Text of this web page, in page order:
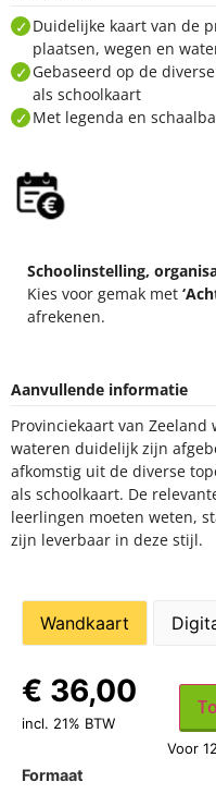
Duidelijke kaart van de
plaatsen, wegen en
Gebaseerd op de
als schoolkaart
Met legenda en
Schoolinstelling,
Kies voor gemak met
afrekenen.
Aanvullende informatie
Provinciekaart van
wateren duidelijk zijn
afkomstig uit de diverse
als schoolkaart. De
leerlingen moeten weten,
zijn leverbaar in deze stijl.
Wandkaart
Formaat
€ 36,00
incl. 21% BTW